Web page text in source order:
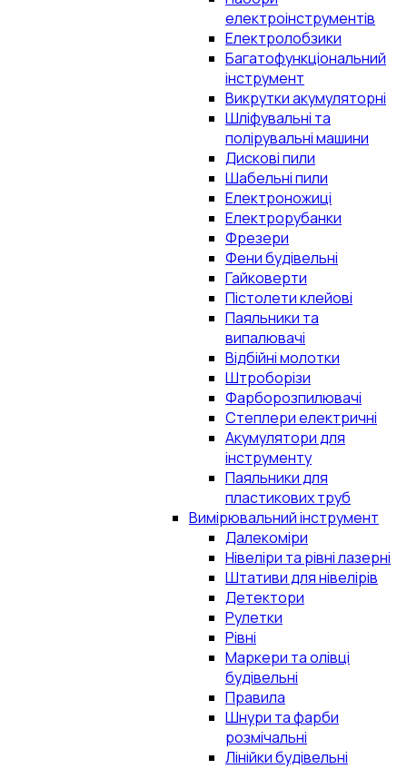
електроінструментів
Електролобзики
Багатофункціональний
інструмент
Викрутки акумуляторні
Шліфувальні та
полірувальні машини
Дискові пили
Шабельні пили
Електроножиці
Електрорубанки
Фрезери
Фени будівельні
Гайковерти
Пістолети клейові
Паяльники та
випалювачі
Відбійні молотки
Штроборізи
Фарборозпилювачі
Степлери електричні
Акумулятори для
інструменту
Паяльники для
пластикових труб
Вимірювальний інструмент
Далекоміри
Нівеліри та рівні лазерні
Штативи для нівелірів
Детектори
Рулетки
Рівні
Маркери та олівці
будівельні
Правила
Шнури та фарби
розмічальні
Лінійки будівельні